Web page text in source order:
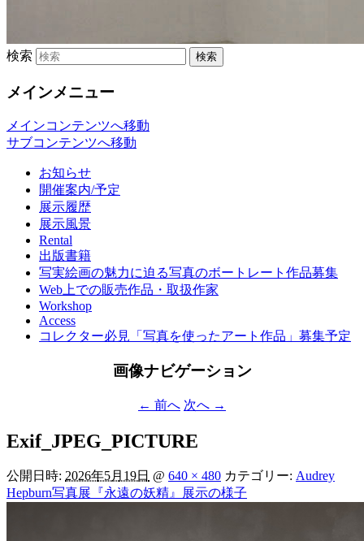
検索
メインメニュー
メインコンテンツへ移動
サブコンテンツへ移動
お知らせ
開催案内/予定
展示履歴
展示風景
Rental
出版書籍
写実絵画の魅力に迫る写真のボートレート作品募集
Web上での販売作品・取扱作家
Workshop
Access
コレクター必見「写真を使ったアート作品」募集予定
画像ナビゲーション
← 前へ 次へ →
Exif_JPEG_PICTURE
公開日時: 2026年5月19日 @ 640 × 480 カテゴリー: Audrey
Hepburn写真展『永遠の妖精』展示の様子